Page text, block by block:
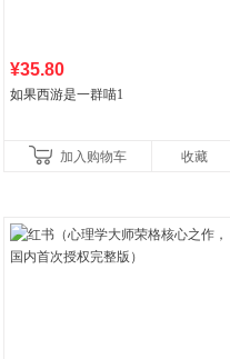
¥35.80
如果西游是一群喵1
加入购物车 收藏